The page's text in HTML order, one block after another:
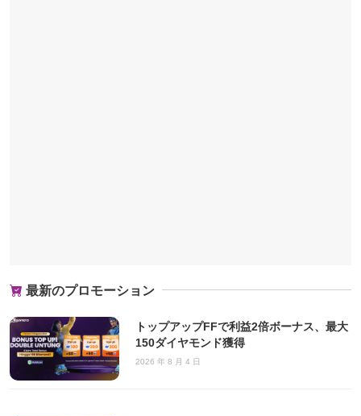
最新のプロモーション
トップアップFFで利益2倍ボーナス、最大
150ダイヤモンド獲得
2026 年 8 月 4 日